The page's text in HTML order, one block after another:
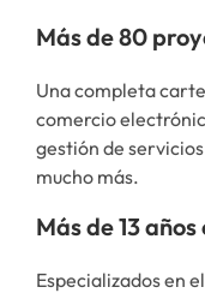
Más de 80
Una completa
comercio
gestión de
mucho más.
Más de 13
Especializados en